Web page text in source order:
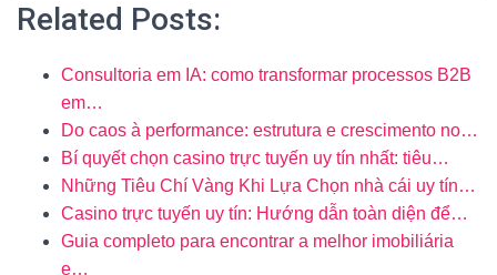
Related Posts:
Consultoria em IA: como transformar processos B2B
em…
Do caos à performance: estrutura e crescimento no…
Bí quyết chọn casino trực tuyến uy tín nhất: tiêu…
Những Tiêu Chí Vàng Khi Lựa Chọn nhà cái uy tín…
Casino trực tuyến uy tín: Hướng dẫn toàn diện để…
Guia completo para encontrar a melhor imobiliária
e…